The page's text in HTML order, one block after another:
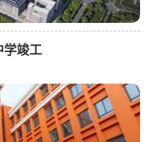
学竣工